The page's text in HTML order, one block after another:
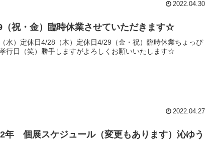
2022.04.30
（祝・金）臨時休業させていただきます☆
水）定休日4/28（木）定休日4/29（金・祝）臨時休業ちょっぴ
行日（笑）勝手しますがよろしくお願いいたします☆
2022.04.27
年 個展スケジュール（変更もあります）沁ゆう